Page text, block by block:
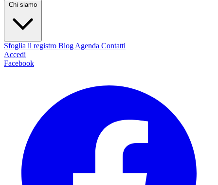
Chi siamo
Sfoglia il registro Blog Agenda Contatti
Accedi
Facebook